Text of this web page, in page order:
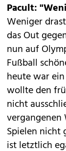
Pacult:
Weniger
das Out
nun auf
Fußball
heute war
wollte den
nicht
vergangenen
Spielen nicht
ist letztlich